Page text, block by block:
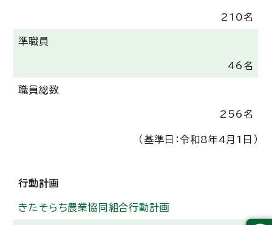
210名
準職員
46名
職員総数
256名
（基準日：令和8年4月1日）
行動計画
きたそらち農業協同組合行動計画